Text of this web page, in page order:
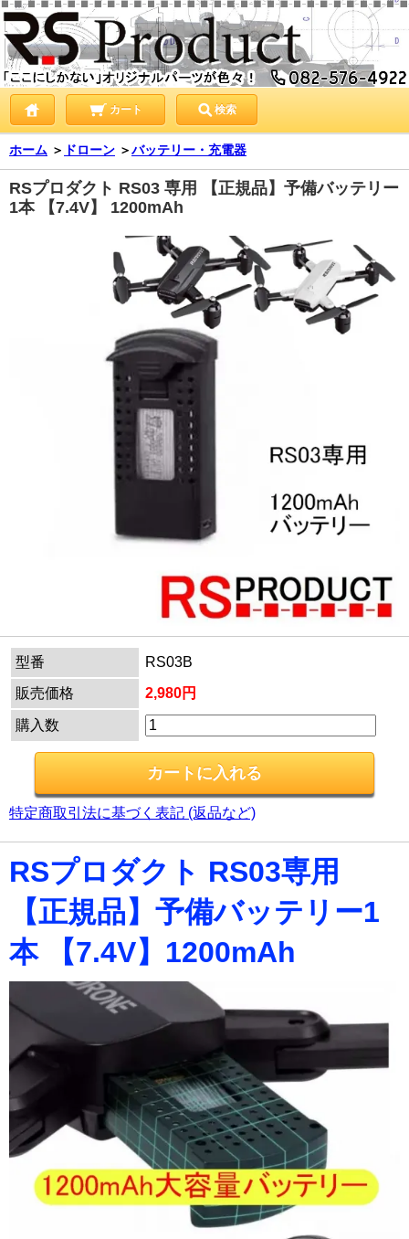
カート 検索
ホーム ＞ ドローン ＞バッテリー・充電器
RSプロダクト RS03 専用 【正規品】予備バッテリー
1本 【7.4V】 1200mAh
型番
RS03B
販売価格
2,980円
購入数
特定商取引法に基づく表記 (返品など)
RSプロダクト RS03専用
【正規品】予備バッテリー1
本 【7.4V】1200mAh